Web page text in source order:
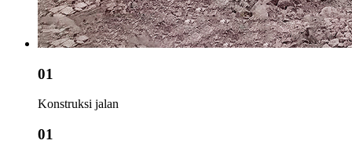
01
Konstruksi jalan
01